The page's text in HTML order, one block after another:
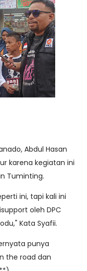
Abdul Hasan
karena kegiatan ini
Tuminting.
ini, tapi kali ini
oleh DPC
Kata Syafii.
punya
the road dan